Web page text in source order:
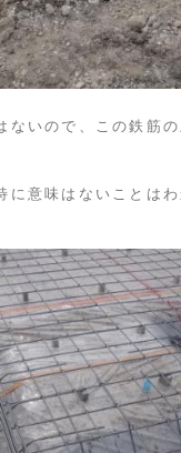
ないので、この鉄筋
に意味はないことは